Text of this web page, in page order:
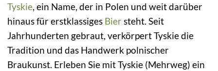
Tyskie, ein Name, der in Polen und weit darüber
hinaus für erstklassiges Bier steht. Seit
Jahrhunderten gebraut, verkörpert Tyskie die
Tradition und das Handwerk polnischer
Braukunst. Erleben Sie mit Tyskie (Mehrweg) ein